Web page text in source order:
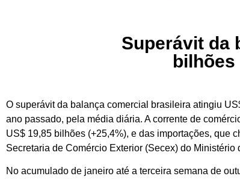
Superávit da
bilhões
O superávit da balança comercial brasileira atingiu
ano passado, pela média diária. A corrente de
US$ 19,85 bilhões (+25,4%), e das importações, que
Secretaria de Comércio Exterior (Secex) do Ministério
No acumulado de janeiro até a terceira semana de